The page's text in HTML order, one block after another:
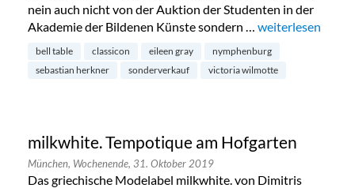
nein auch nicht von der Auktion der Studenten in der
Akademie der Bildenen Künste sondern … „Classicon
weiterlesen
bell table classicon eileen gray
nymphenburg
sebastian herkner
sonderverkauf victoria wilmotte
milkwhite. Tempotique am Hofgarten
München, Wochenende, 31. Oktober 2019
Das griechische Modelabel milkwhite. von Dimitris